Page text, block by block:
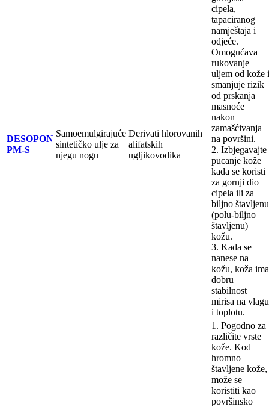
DESOPON
PM-S
Samoemulgirajuće
sintetičko ulje za
njegu nogu
Derivati ​​hlorovanih
alifatskih
ugljikovodika
cipela,
tapaciranog
namještaja i
odjeće.
Omogućava
rukovanje
uljem od kože i
smanjuje rizik
od prskanja
masnoće
nakon
zamašćivanja
na površini.
2. Izbjegavajte
pucanje kože
kada se koristi
za gornji dio
cipela ili za
biljno štavljenu
(polu-biljno
štavljenu)
kožu.
3. Kada se
nanese na
kožu, koža ima
dobru
stabilnost
mirisa na vlagu
i toplotu.
1. Pogodno za
različite vrste
kože. Kod
hromno
štavljene kože,
može se
koristiti kao
površinsko